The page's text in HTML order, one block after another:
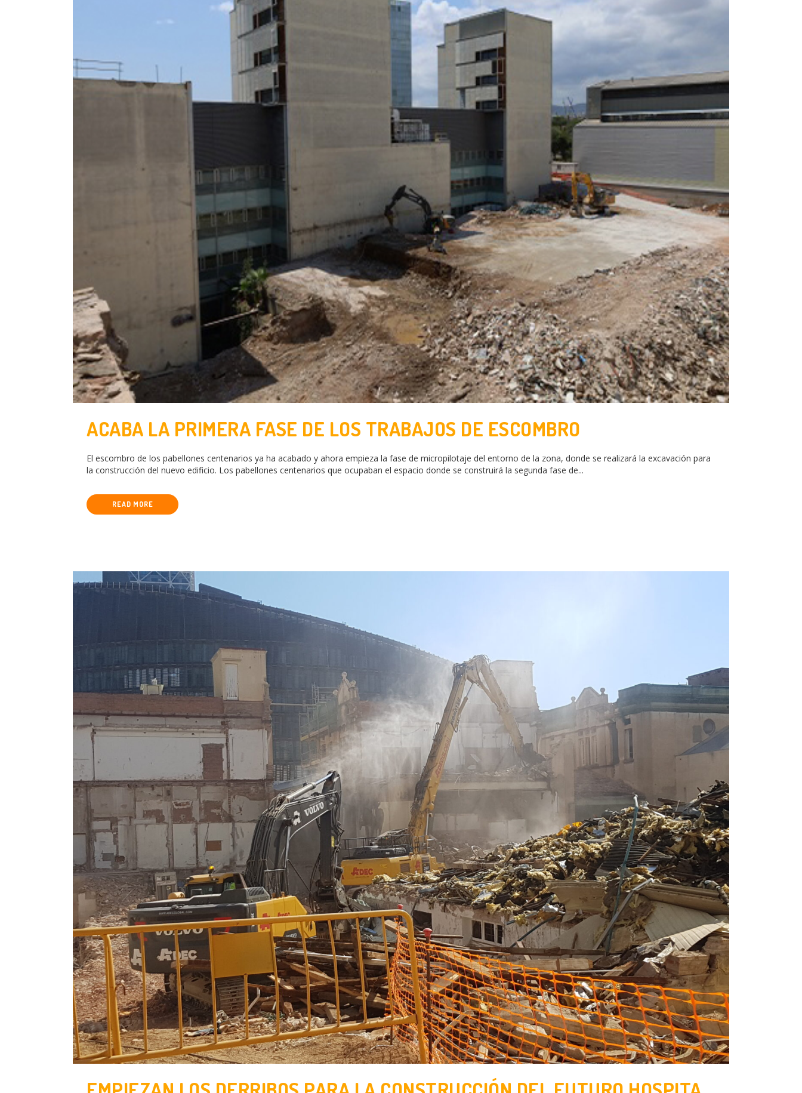
ACABA LA PRIMERA FASE DE LOS TRABAJOS DE ESCOMBRO
El escombro de los pabellones centenarios ya ha acabado y ahora empieza la fase de micropilotaje del entorno de la zona, donde se realizará la excavación para
la construcción del nuevo edificio. Los pabellones centenarios que ocupaban el espacio donde se construirá la segunda fase de...
READ MORE